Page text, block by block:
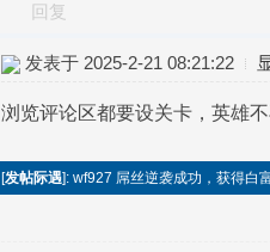
回复
发表于 2025-2-21 08:21:22
浏览评论区都要设关卡，英雄
[发帖际遇]: wf927 屌丝逆袭成功，获得白